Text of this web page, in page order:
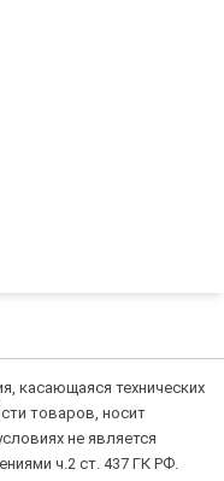
касающаяся технических
товаров, носит
не является
ч.2 ст. 437 ГК РФ.